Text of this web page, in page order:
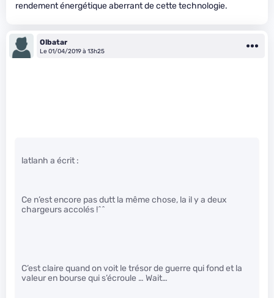
rendement énergétique aberrant de cette technologie.
Olbatar
Le 01/04/2019 à 13h25
latlanh a écrit :
Ce n’est encore pas dutt la même chose, la il y a deux
chargeurs accolés !^^
C’est claire quand on voit le trésor de guerre qui fond et la
valeur en bourse qui s’écroule … Wait…